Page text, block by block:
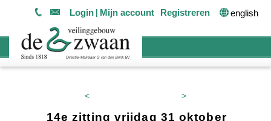
Login Mijn account Registreren english
< >
14e zitting vrijdag 31 oktober